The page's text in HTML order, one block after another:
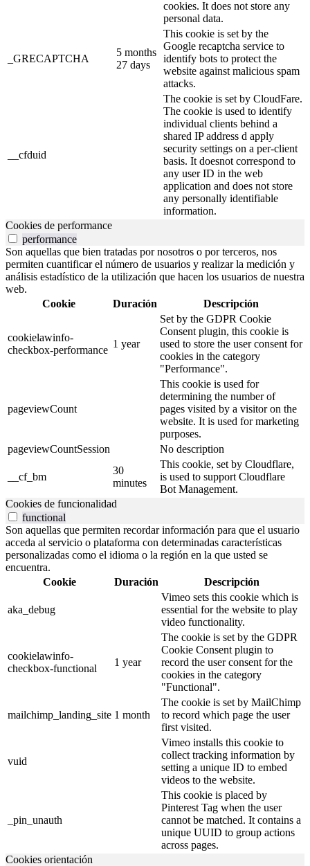
cookies. It does not store any
personal data.
_GRECAPTCHA
5 months
27 days
This cookie is set by the
Google recaptcha service to
identify bots to protect the
website against malicious spam
attacks.
__cfduid
The cookie is set by CloudFare.
The cookie is used to identify
individual clients behind a
shared IP address d apply
security settings on a per-client
basis. It doesnot correspond to
any user ID in the web
application and does not store
any personally identifiable
information.
Cookies de performance
performance
Son aquellas que bien tratadas por nosotros o por terceros, nos
permiten cuantificar el número de usuarios y realizar la medición y
análisis estadístico de la utilización que hacen los usuarios de nuestra
web.
Cookie
Duración Descripción
cookielawinfo-
checkbox-performance
1 year
Set by the GDPR Cookie
Consent plugin, this cookie is
used to store the user consent for
cookies in the category
"Performance".
pageviewCount
This cookie is used for
determining the number of
pages visited by a visitor on the
website. It is used for marketing
purposes.
pageviewCountSession
No description
__cf_bm
30
minutes
This cookie, set by Cloudflare,
is used to support Cloudflare
Bot Management.
Cookies de funcionalidad
functional
Son aquellas que permiten recordar información para que el usuario
acceda al servicio o plataforma con determinadas características
personalizadas como el idioma o la región en la que usted se
encuentra.
Cookie
Duración Descripción
aka_debug
Vimeo sets this cookie which is
essential for the website to play
video functionality.
cookielawinfo-
checkbox-functional
1 year
The cookie is set by the GDPR
Cookie Consent plugin to
record the user consent for the
cookies in the category
"Functional".
mailchimp_landing_site 1 month
The cookie is set by MailChimp
to record which page the user
first visited.
vuid
Vimeo installs this cookie to
collect tracking information by
setting a unique ID to embed
videos to the website.
_pin_unauth
This cookie is placed by
Pinterest Tag when the user
cannot be matched. It contains a
unique UUID to group actions
across pages.
Cookies orientación